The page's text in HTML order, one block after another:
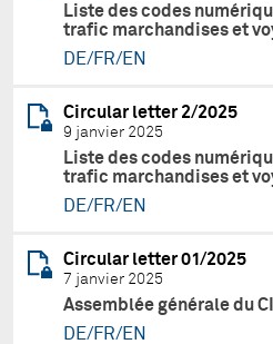
Liste des codes
trafic marchandises et
DE/FR/EN
Circular letter 2/2025
9 janvier 2025
Liste des codes
trafic marchandises et
DE/FR/EN
Circular letter 01/2025
7 janvier 2025
Assemblée générale du
DE/FR/EN